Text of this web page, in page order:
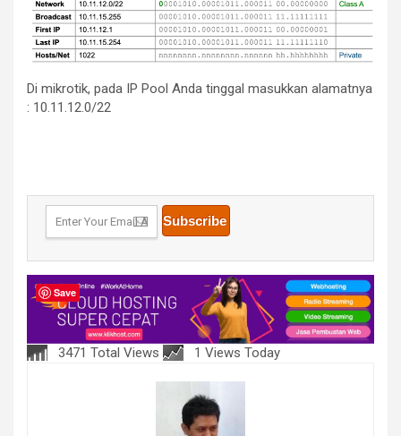
Di mikrotik, pada IP Pool Anda tinggal masukkan alamatnya
: 10.11.12.0/22
3471 Total Views 1 Views Today
Save